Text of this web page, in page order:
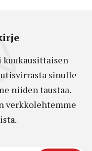
kuukausittaisen
sinulle
niiden taustaa.
verkkolehtemme